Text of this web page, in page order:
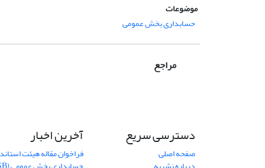
موضوعات
حسابداری بخش عمومی
مراجع
دسترسی سریع
صفحه اصلی
آخرین اخبار
فراخوان مقاله هیئت